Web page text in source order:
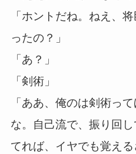
「ホントだね。ねえ、
ったの？」
「あ？」
「剣術」
「ああ、俺のは剣術っ
な。自己流で、振り回
てれば、イヤでも覚える